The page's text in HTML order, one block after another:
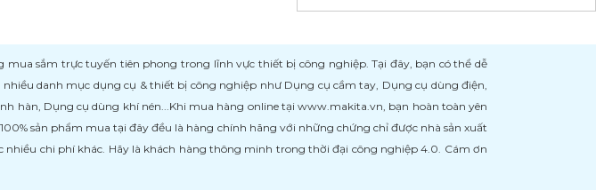
sắm trực tuyến tiên phong trong lĩnh vực thiết bị công nghiệp. Tại đây, bạn có thể dễ
danh mục dụng cụ & thiết bị công nghiệp như Dụng cụ cầm tay, Dụng cụ dùng điện,
hàn, Dụng cụ dùng khí nén...Khi mua hàng online tại www.makita.vn, bạn hoàn toàn yên
sản phẩm mua tại đây đều là hàng chính hãng với những chứng chỉ được nhà sản xuất
chi phí khác. Hãy là khách hàng thông minh trong thời đại công nghiệp 4.0. Cám ơn